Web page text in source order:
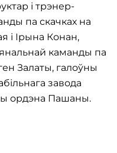
і трэнер-
па скачках на
і Ірына Конан,
каманды па
Залаты, галоўны
завода
ордэна Пашаны.